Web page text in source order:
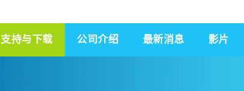
支持与下载 公司介绍 最新消息 影片